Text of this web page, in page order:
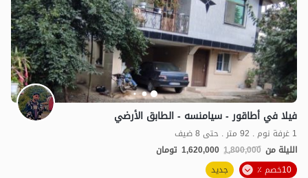
فيلا في أطاقور - سيامنسه - الطابق الأرضي
1 غرفة نوم . 92 متر . حتى 8 ضيف
الليلة من 1,800,000
1,620,000 تومان
10خصم ٪
جديد